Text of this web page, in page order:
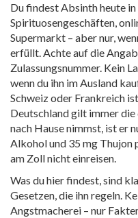
Du findest Absinth heute
Spirituosengeschäften,
Supermarkt – aber nur,
erfüllt. Achte auf die
Zulassungsnummer. Kein
wenn du ihn im Ausland
Schweiz oder Frankreich
Deutschland gilt immer die
nach Hause nimmst, ist er
Alkohol und 35 mg Thujon
am Zoll nicht einreisen.
Was du hier findest, sind
Gesetzen, die ihn regeln.
Angstmacherei – nur